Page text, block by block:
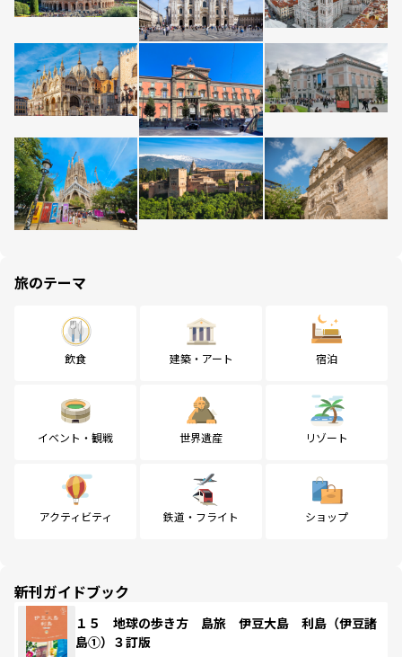
旅のテーマ
飲食 建築・アート 宿泊
イベント・観戦 世界遺産 リゾート
アクティビティ 鉄道・フライト ショップ
新刊ガイドブック
１５ 地球の歩き方 島旅 伊豆大島 利島（伊豆諸
島①）３訂版